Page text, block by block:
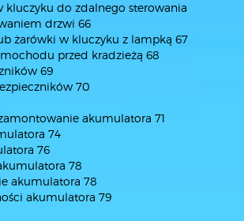
kluczyku do zdalnego sterowania
drzwi 66
żarówki w kluczyku z lampką 67
przed kradzieżą 68
69
70
akumulatora 71
74
76
78
akumulatora 78
akumulatora 79